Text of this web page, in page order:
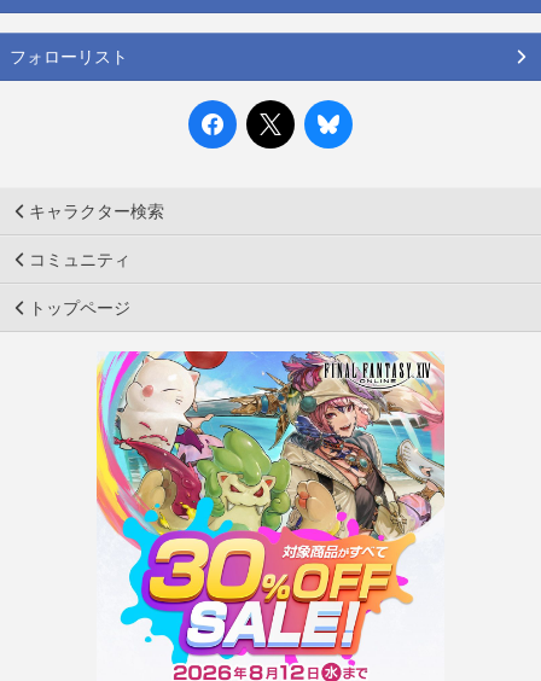
フォローリスト
キャラクター検索
コミュニティ
トップページ